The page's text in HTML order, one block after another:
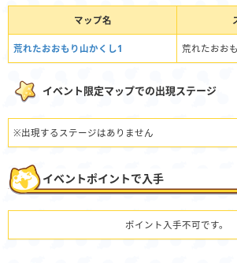
マップ名
荒れたおおもり山かくし1 荒れたおお
イベント限定マップでの出現ステージ
※出現するステージはありません
イベントポイントで入手
ポイント入手不可です。